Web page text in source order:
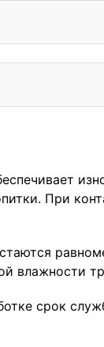
При
влажности
срок